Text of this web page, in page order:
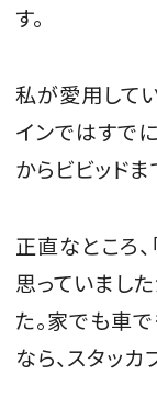
す。
私が愛用して
インではすで
からビビッド
正直なところ
思っていまし
た。家でも車
なら、スタッ